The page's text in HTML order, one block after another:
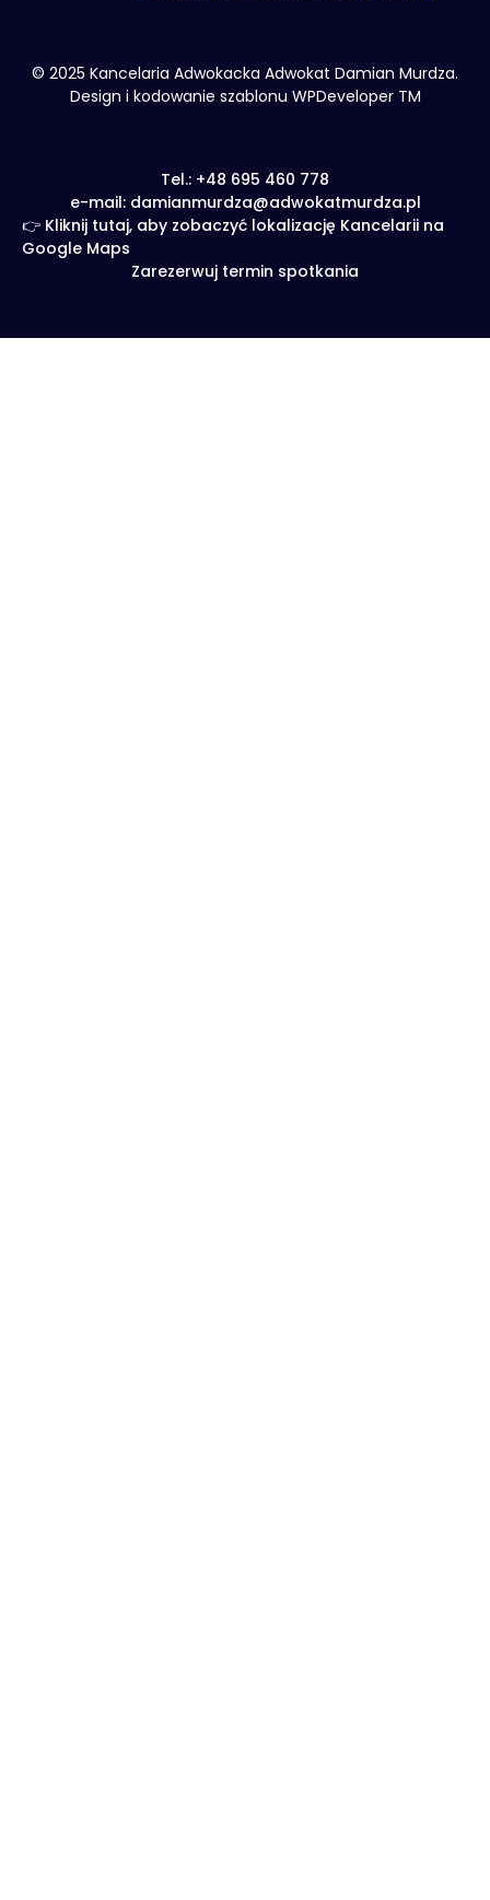
© 2025 Kancelaria Adwokacka Adwokat Damian Murdza.
Design i kodowanie szablonu WPDeveloper TM
Tel.: +48 695 460 778
e-mail: damianmurdza@adwokatmurdza.pl
👉 Kliknij tutaj, aby zobaczyć lokalizację Kancelarii na
Google Maps
Zarezerwuj termin spotkania